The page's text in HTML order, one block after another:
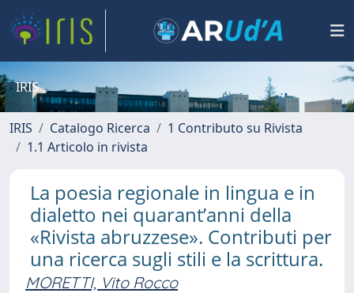
IRIS
IRIS Catalogo Ricerca
1 Contributo su Rivista
1.1 Articolo in rivista
La poesia regionale in lingua e in
dialetto nei quarant’anni della
«Rivista abruzzese». Contributi per
una ricerca sugli stili e la scrittura.
MORETTI, Vito Rocco